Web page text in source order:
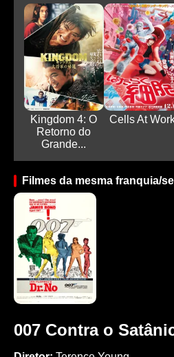
Kingdom 4: O
Retorno do
Grande...
Cells At
Filmes da mesma franquia/
007 Contra o